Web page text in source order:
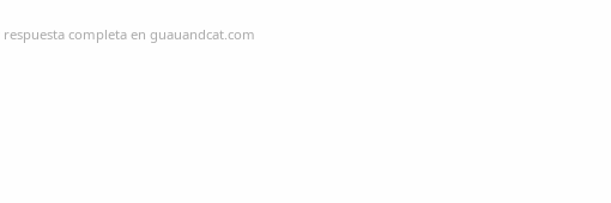
respuesta completa en guauandcat.com